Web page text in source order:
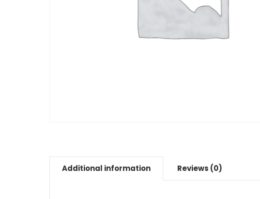
Additional information Reviews (0)